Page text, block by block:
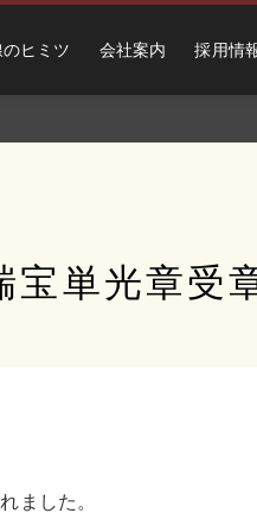
ヒミツ 会社案内 採用情
宝単光章受
ました。